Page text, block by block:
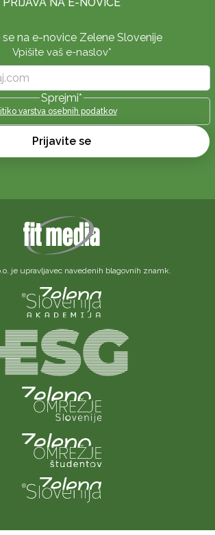
se na e-novice Zelene Slovenije
Vpišite vaš e-naslov*
Sprejmi*
varstva osebnih podatkov
Prijavite se
je upravljavec navedenih blagovnih znamk.